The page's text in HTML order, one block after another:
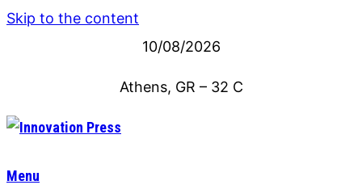
Skip to the content
10/08/2026
Athens, GR – 32 C
Menu